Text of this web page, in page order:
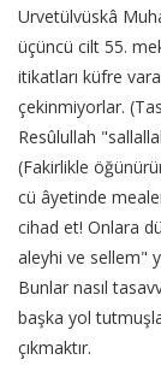
Urvetülvüskâ
üçüncü cilt 55.
itikatları küfre
çekinmiyorlar.
Resûlullah
(Fakirlikle
cü âyetinde
cihad et! Onlara
aleyhi ve sellem"
Bunlar nasıl
başka yol
çıkmaktır.